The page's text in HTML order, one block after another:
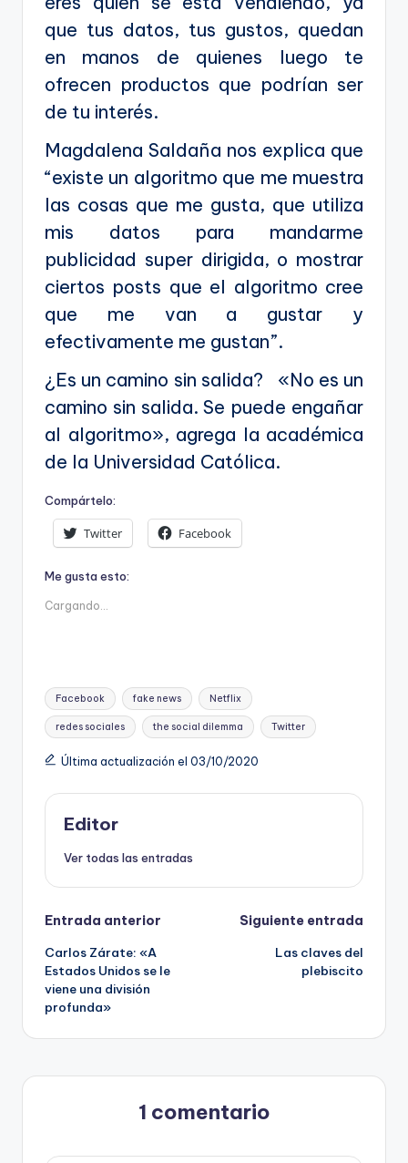
que tus datos, tus gustos, quedan
en manos de quienes luego te
ofrecen productos que podrían ser
de tu interés.
Magdalena Saldaña nos explica que
“existe un algoritmo que me muestra
las cosas que me gusta, que utiliza
mis datos para mandarme
publicidad super dirigida, o mostrar
ciertos posts que el algoritmo cree
que me van a gustar y
efectivamente me gustan”.
¿Es un camino sin salida? «No es un
camino sin salida. Se puede engañar
al algoritmo», agrega la académica
de la Universidad Católica.
Compártelo:
Twitter Facebook
Me gusta esto:
Cargando...
Etiquetas:
Facebook fake news Netflix
redes sociales the social dilemma Twitter
Última actualización el 03/10/2020
Editor
Ver todas las entradas
Navegación
de
entradas
Entrada anterior
Carlos Zárate: «A
Estados Unidos se le
viene una división
profunda»
Siguiente entrada
Las claves del
plebiscito
1 comentario